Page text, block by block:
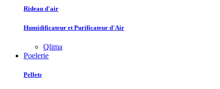
Rideau d'air
Humidificateur et Purificateur d'Air
Qlima
Poelerie
Pellets